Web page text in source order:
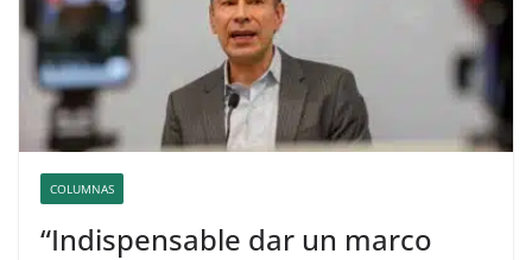
COLUMNAS
“Indispensable dar un marco